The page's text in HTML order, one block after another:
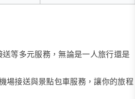
等多元服務，無論是一人旅行還是
場接送與景點包車服務，讓你的旅程